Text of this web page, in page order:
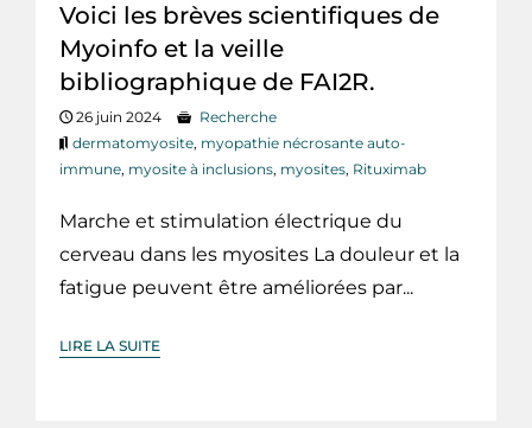
Voici les brèves scientifiques de
Myoinfo et la veille
bibliographique de FAI2R.
26 juin 2024
Recherche
dermatomyosite, myopathie nécrosante auto-
immune, myosite à inclusions, myosites, Rituximab
Marche et stimulation électrique du
cerveau dans les myosites La douleur et la
fatigue peuvent être améliorées par...
LIRE LA SUITE